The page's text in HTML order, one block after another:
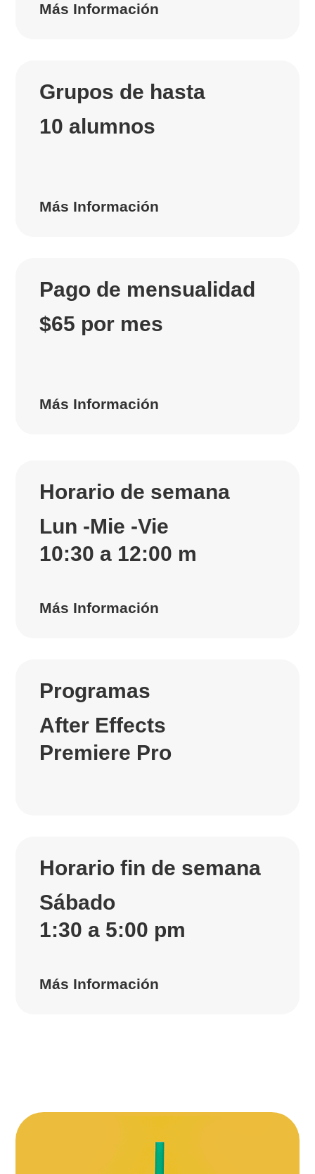
Más Información
Grupos de hasta
10 alumnos
Más Información
Pago de mensualidad
$65 por mes
Más Información
Horario de semana
Lun -Mie -Vie
10:30 a 12:00 m
Más Información
Programas
After Effects
Premiere Pro
Horario fin de semana
Sábado
1:30 a 5:00 pm
Más Información